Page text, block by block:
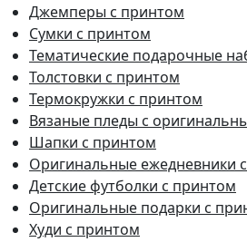
Джемперы с принтом
Сумки с принтом
Тематические подарочные
Толстовки с принтом
Термокружки с принтом
Вязаные пледы с
Шапки с принтом
Оригинальные ежедневники
Детские футболки с принтом
Оригинальные подарки с
Худи с принтом